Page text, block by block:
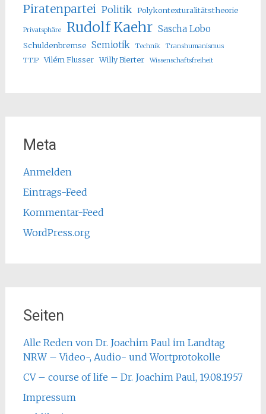
Piratenpartei Politik Polykontexturalitätstheorie
Privatsphäre Rudolf Kaehr Sascha Lobo
Schuldenbremse Semiotik Technik
Transhumanismus
TTIP
Vilém Flusser Willy Bierter Wissenschaftsfreiheit
Meta
Anmelden
Eintrags-Feed
Kommentar-Feed
WordPress.org
Seiten
Alle Reden von Dr. Joachim Paul im Landtag
NRW – Video-, Audio- und Wortprotokolle
CV – course of life – Dr. Joachim Paul, 19.08.1957
Impressum